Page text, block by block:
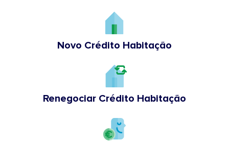
Novo Crédito Habitação
Renegociar Crédito Habitação